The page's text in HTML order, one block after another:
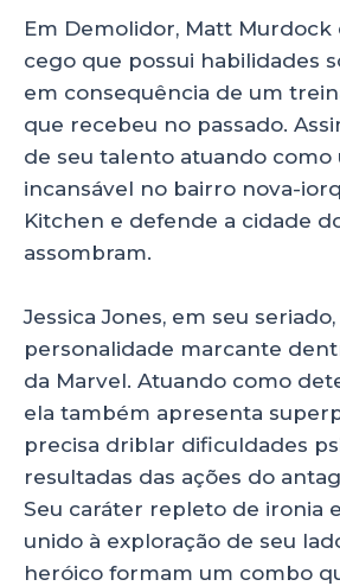
Em Demolidor, Matt Murdock
cego que possui habilidades
em consequência de um
que recebeu no passado.
de seu talento atuando como
incansável no bairro nova-
Kitchen e defende a cidade
assombram.
Jessica Jones, em seu
personalidade marcante
da Marvel. Atuando como
ela também apresenta
precisa driblar dificuldades
resultadas das ações do
Seu caráter repleto de ironia
unido à exploração de seu
heróico formam um combo